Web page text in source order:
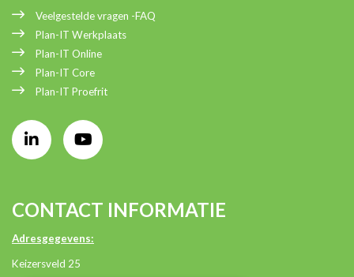
Veelgestelde vragen -FAQ
Plan-IT Werkplaats
Plan-IT Online
Plan-IT Core
Plan-IT Proefrit
CONTACT INFORMATIE
Adresgegevens:
Keizersveld 25